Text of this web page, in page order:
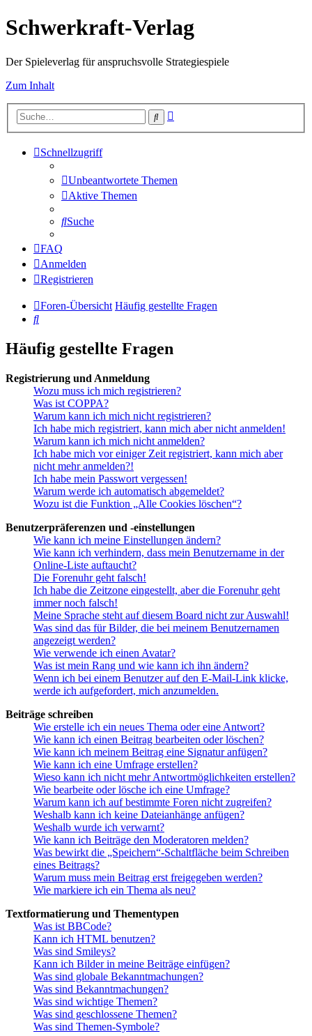
Schwerkraft-Verlag
Der Spieleverlag für anspruchsvolle Strategiespiele
Zum Inhalt
Suche
Schnellzugriff
Unbeantwortete Themen
Aktive Themen
Suche
FAQ
Anmelden
Registrieren
Foren-Übersicht Häufig gestellte Fragen
Suche
Häufig gestellte Fragen
Registrierung und Anmeldung
Wozu muss ich mich registrieren?
Was ist COPPA?
Warum kann ich mich nicht registrieren?
Ich habe mich registriert, kann mich aber nicht anmelden!
Warum kann ich mich nicht anmelden?
Ich habe mich vor einiger Zeit registriert, kann mich aber
nicht mehr anmelden?!
Ich habe mein Passwort vergessen!
Warum werde ich automatisch abgemeldet?
Wozu ist die Funktion „Alle Cookies löschen“?
Benutzerpräferenzen und -einstellungen
Wie kann ich meine Einstellungen ändern?
Wie kann ich verhindern, dass mein Benutzername in der
Online-Liste auftaucht?
Die Forenuhr geht falsch!
Ich habe die Zeitzone eingestellt, aber die Forenuhr geht
immer noch falsch!
Meine Sprache steht auf diesem Board nicht zur Auswahl!
Was sind das für Bilder, die bei meinem Benutzernamen
angezeigt werden?
Wie verwende ich einen Avatar?
Was ist mein Rang und wie kann ich ihn ändern?
Wenn ich bei einem Benutzer auf den E-Mail-Link klicke,
werde ich aufgefordert, mich anzumelden.
Beiträge schreiben
Wie erstelle ich ein neues Thema oder eine Antwort?
Wie kann ich einen Beitrag bearbeiten oder löschen?
Wie kann ich meinem Beitrag eine Signatur anfügen?
Wie kann ich eine Umfrage erstellen?
Wieso kann ich nicht mehr Antwortmöglichkeiten erstellen?
Wie bearbeite oder lösche ich eine Umfrage?
Warum kann ich auf bestimmte Foren nicht zugreifen?
Weshalb kann ich keine Dateianhänge anfügen?
Weshalb wurde ich verwarnt?
Wie kann ich Beiträge den Moderatoren melden?
Was bewirkt die „Speichern“-Schaltfläche beim Schreiben
eines Beitrags?
Warum muss mein Beitrag erst freigegeben werden?
Wie markiere ich ein Thema als neu?
Textformatierung und Thementypen
Was ist BBCode?
Kann ich HTML benutzen?
Was sind Smileys?
Kann ich Bilder in meine Beiträge einfügen?
Was sind globale Bekanntmachungen?
Was sind Bekanntmachungen?
Was sind wichtige Themen?
Was sind geschlossene Themen?
Was sind Themen-Symbole?